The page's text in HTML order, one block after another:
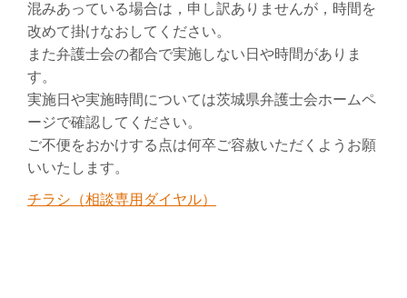
混みあっている場合は，申し訳ありませんが，時間を
改めて掛けなおしてください。
また弁護士会の都合で実施しない日や時間がありま
す。
実施日や実施時間については茨城県弁護士会ホームペ
ージで確認してください。
ご不便をおかけする点は何卒ご容赦いただくようお願
いいたします。
チラシ（相談専用ダイヤル）